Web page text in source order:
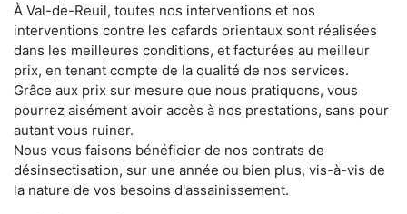
À Val-de-Reuil, toutes nos interventions et nos
interventions contre les cafards orientaux sont réalisées
dans les meilleures conditions, et facturées au meilleur
prix, en tenant compte de la qualité de nos services.
Grâce aux prix sur mesure que nous pratiquons, vous
pourrez aisément avoir accès à nos prestations, sans pour
autant vous ruiner.
Nous vous faisons bénéficier de nos contrats de
désinsectisation, sur une année ou bien plus, vis-à-vis de
la nature de vos besoins d'assainissement.